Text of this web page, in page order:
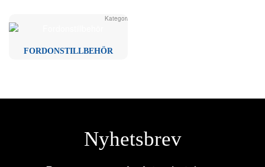
Kategori
FORDONSTILLBEHÖR
Nyhetsbrev